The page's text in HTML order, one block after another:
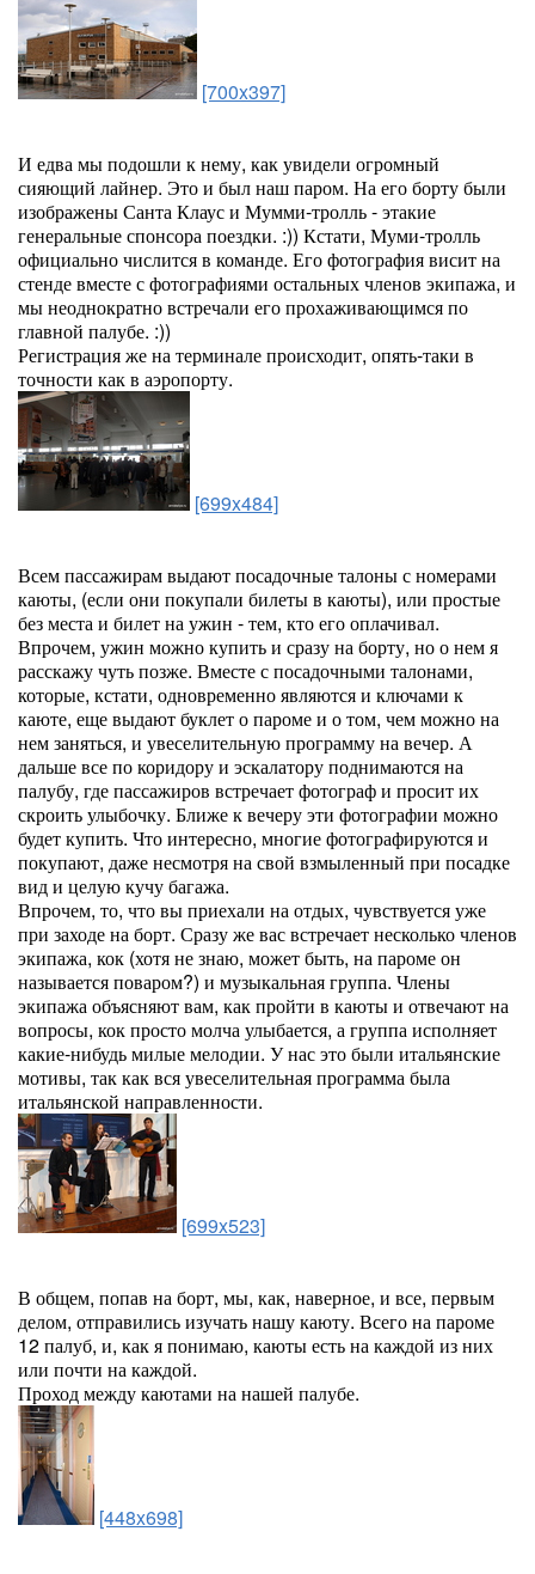
[700x397]
И едва мы подошли к нему, как увидели огромный
сияющий лайнер. Это и был наш паром. На его борту были
изображены Санта Клаус и Мумми-тролль - этакие
генеральные спонсора поездки. :)) Кстати, Муми-тролль
официально числится в команде. Его фотография висит на
стенде вместе с фотографиями остальных членов экипажа, и
мы неоднократно встречали его прохаживающимся по
главной палубе. :))
Регистрация же на терминале происходит, опять-таки в
точности как в аэропорту.
[699x484]
Всем пассажирам выдают посадочные талоны с номерами
каюты, (если они покупали билеты в каюты), или простые
без места и билет на ужин - тем, кто его оплачивал.
Впрочем, ужин можно купить и сразу на борту, но о нем я
расскажу чуть позже. Вместе с посадочными талонами,
которые, кстати, одновременно являются и ключами к
каюте, еще выдают буклет о пароме и о том, чем можно на
нем заняться, и увеселительную программу на вечер. А
дальше все по коридору и эскалатору поднимаются на
палубу, где пассажиров встречает фотограф и просит их
скроить улыбочку. Ближе к вечеру эти фотографии можно
будет купить. Что интересно, многие фотографируются и
покупают, даже несмотря на свой взмыленный при посадке
вид и целую кучу багажа.
Впрочем, то, что вы приехали на отдых, чувствуется уже
при заходе на борт. Сразу же вас встречает несколько членов
экипажа, кок (хотя не знаю, может быть, на пароме он
называется поваром?) и музыкальная группа. Члены
экипажа объясняют вам, как пройти в каюты и отвечают на
вопросы, кок просто молча улыбается, а группа исполняет
какие-нибудь милые мелодии. У нас это были итальянские
мотивы, так как вся увеселительная программа была
итальянской направленности.
[699x523]
В общем, попав на борт, мы, как, наверное, и все, первым
делом, отправились изучать нашу каюту. Всего на пароме
12 палуб, и, как я понимаю, каюты есть на каждой из них
или почти на каждой.
Проход между каютами на нашей палубе.
[448x698]